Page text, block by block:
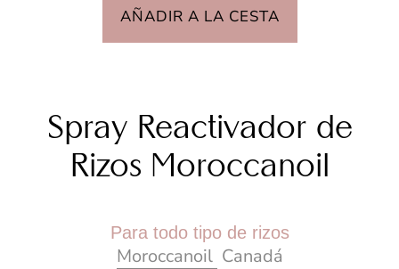
AÑADIR A LA CESTA
Spray Reactivador de
Rizos Moroccanoil
Para todo tipo de rizos
Moroccanoil Canadá